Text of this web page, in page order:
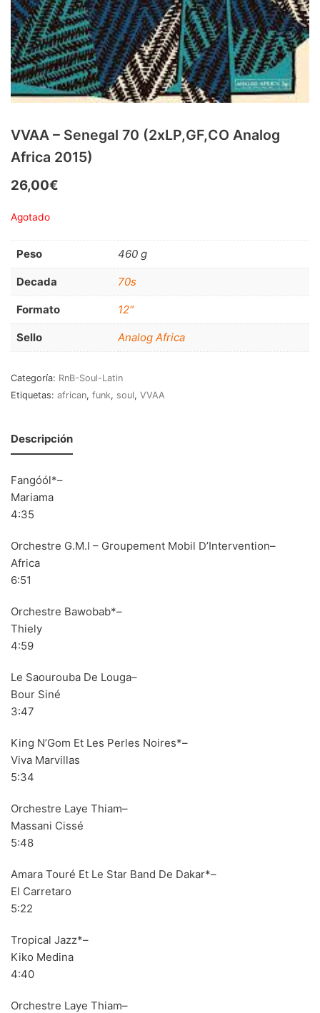
RnB-Soul-Latin(286)
Jazz-Blues(123)
Libros(5)
Nacional(184)
En oferta(149)
Década
20s
30s(1)
60s
70s
90s(80)
Formato
Kommun 2
7"
(148)
BLACK SUGAR – Black Sugar II (LP,GF,180g,RE Discos
VVAA – Senegal 70 (2xLP,GF,CO Analog
Africa 2015)
26,00€
Agotado
Peso 460 g
Decada 70s
Formato 12"
Sello Analog Africa
Categoría: RnB-Soul-Latin
Etiquetas: african, funk, soul, VVAA
Descripción
Fangóól*–
Mariama
4:35
Orchestre G.M.I – Groupement Mobil D’Intervention–
Africa
6:51
Orchestre Bawobab*–
Thiely
4:59
Le Saourouba De Louga–
Bour Siné
3:47
King N’Gom Et Les Perles Noires*–
Viva Marvillas
5:34
Orchestre Laye Thiam–
Massani Cissé
5:48
Amara Touré Et Le Star Band De Dakar*–
El Carretaro
5:22
Tropical Jazz*–
Kiko Medina
4:40
Orchestre Laye Thiam–